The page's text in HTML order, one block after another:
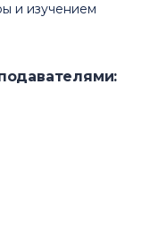
и изучением